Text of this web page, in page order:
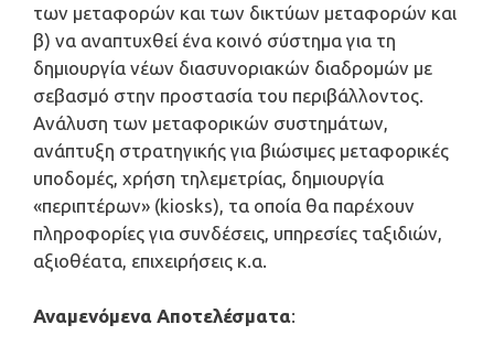
των μεταφορών και των δικτύων μεταφορών και
β) να αναπτυχθεί ένα κοινό σύστημα για τη
δημιουργία νέων διασυνοριακών διαδρομών με
σεβασμό στην προστασία του περιβάλλοντος.
Ανάλυση των μεταφορικών συστημάτων,
ανάπτυξη στρατηγικής για βιώσιμες μεταφορικές
υποδομές, χρήση τηλεμετρίας, δημιουργία
«περιπτέρων» (kiosks), τα οποία θα παρέχουν
πληροφορίες για συνδέσεις, υπηρεσίες ταξιδιών,
αξιοθέατα, επιχειρήσεις κ.α.
Αναμενόμενα Αποτελέσματα: